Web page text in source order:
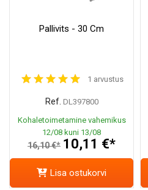
Pallivits - 30 Cm
1 arvustus
Ref. DL397800
Kohaletoimetamine vahemikus
12/08 kuni 13/08
16,10 €* 10,11 €*
Lisa ostukorvi